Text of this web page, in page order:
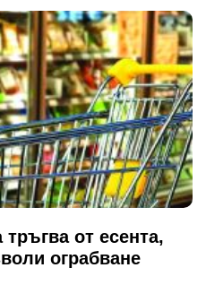
от есента,
ограбване